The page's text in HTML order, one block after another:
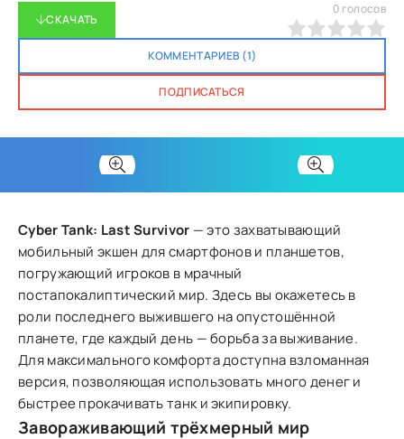
СКАЧАТЬ
КОММЕНТАРИЕВ (1)
ПОДПИСАТЬСЯ
0 голосов
Cyber Tank: Last Survivor — это захватывающий
мобильный экшен для смартфонов и планшетов,
погружающий игроков в мрачный
постапокалиптический мир. Здесь вы окажетесь в
роли последнего выжившего на опустошённой
планете, где каждый день — борьба за выживание.
Для максимального комфорта доступна взломанная
версия, позволяющая использовать много денег и
быстрее прокачивать танк и экипировку.
Завораживающий трёхмерный мир